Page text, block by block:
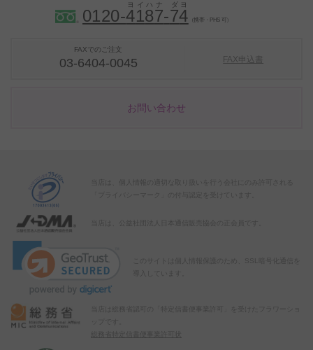
0120-4187-74 （携帯・PHS 可）
FAXでのご注文
03-6404-0045 FAX申込書
お問い合わせ
当店は、個人情報の適切な取り扱いを行う会社にのみ許可される
「プライバシーマーク」の付与認定を受けています。
当店は、公益社団法人日本通信販売協会の正会員です。
このサイトは個人情報保護のため、SSL暗号化通信を
導入しています。
当店は総務省認可の「特定信書便事業許可」を受けたフラワーショ
総務省特定信書便事業許可状